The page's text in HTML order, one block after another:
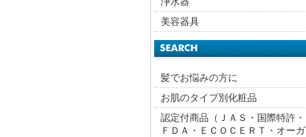
美容器具
髪でお悩みの方に
お肌のタイプ別化粧品
認定付商品（ＪＡＳ・国際特許・
ＦＤＡ・ＥＣＯＣＥＲＴ・オーガ